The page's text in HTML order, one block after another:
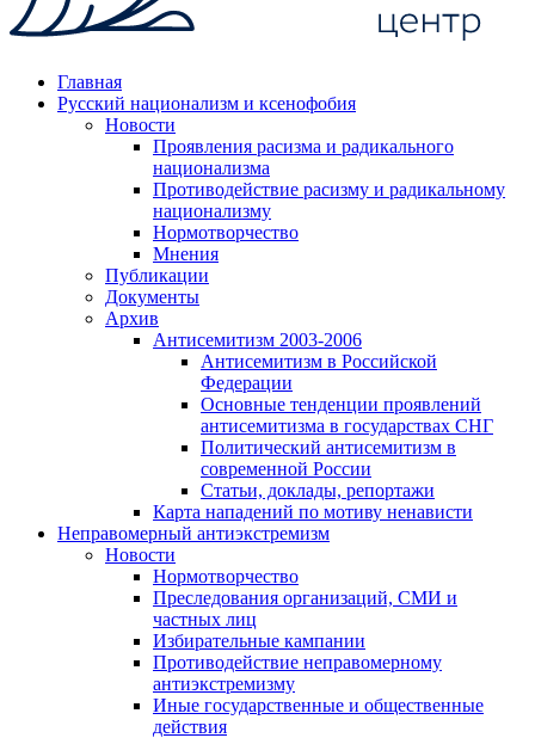
Главная
Русский национализм и ксенофобия
Новости
Проявления расизма и радикального
национализма
Противодействие расизму и радикальному
национализму
Нормотворчество
Мнения
Публикации
Документы
Архив
Антисемитизм 2003-2006
Антисемитизм в Российской
Федерации
Основные тенденции проявлений
антисемитизма в государствах СНГ
Политический антисемитизм в
современной России
Статьи, доклады, репортажи
Карта нападений по мотиву ненависти
Неправомерный антиэкстремизм
Новости
Нормотворчество
Преследования организаций, СМИ и
частных лиц
Избирательные кампании
Противодействие неправомерному
антиэкстремизму
Иные государственные и общественные
действия